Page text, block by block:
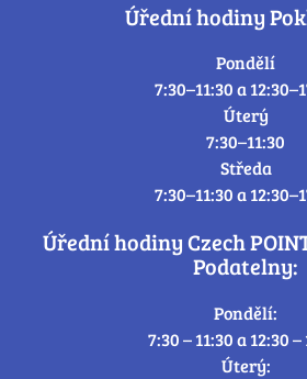
Úřední hodiny
Pondělí
7:30–11:30 a
Úterý
7:30–11:30
Středa
7:30–11:30 a
Úřední hodiny Czech
Podatelny:
Pondělí:
7:30 – 11:30 a 12:30 –
Úterý: